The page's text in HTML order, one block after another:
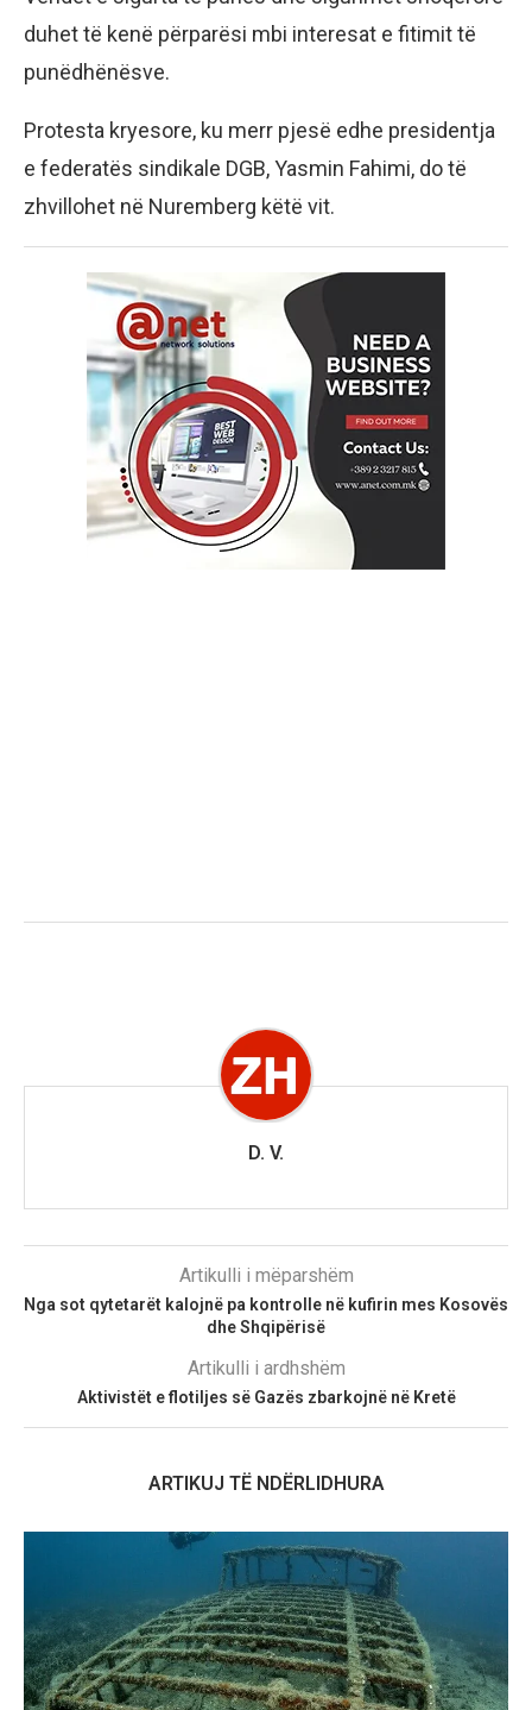
duhet të kenë përparësi mbi interesat e fitimit të
punëdhënësve.
Protesta kryesore, ku merr pjesë edhe presidentja
e federatës sindikale DGB, Yasmin Fahimi, do të
zhvillohet në Nuremberg këtë vit.
D. V.
Artikulli i mëparshëm
Nga sot qytetarët kalojnë pa kontrolle në kufirin mes Kosovës
dhe Shqipërisë
Artikulli i ardhshëm
Aktivistët e flotiljes së Gazës zbarkojnë në Kretë
ARTIKUJ TË NDËRLIDHURA